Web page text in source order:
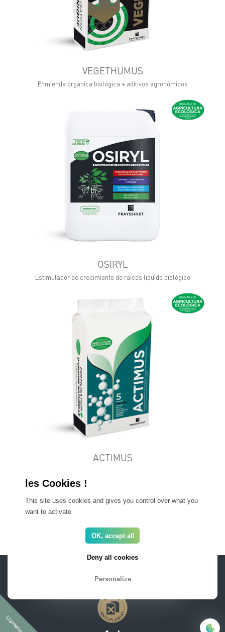
VEGETHUMUS
Enmienda orgánica biológica + aditivos agronómicos
OSIRYL
Estimulador de crecimiento de raíces liquido biológico
ACTIMUS
Todos nuestros productos
Llámenos
This site uses cookies and gives you control over what you
want to activate
OK, accept all
Deny all cookies
Personalize